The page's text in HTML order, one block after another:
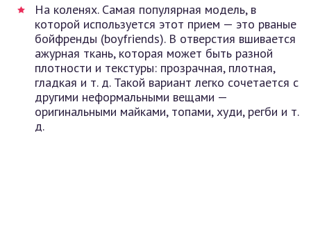
На коленях. Самая популярная модель, в
которой используется этот прием — это рваные
бойфренды (boyfriends). В отверстия вшивается
ажурная ткань, которая может быть разной
плотности и текстуры: прозрачная, плотная,
гладкая и т. д. Такой вариант легко сочетается с
другими неформальными вещами —
оригинальными майками, топами, худи, регби и т.
д.